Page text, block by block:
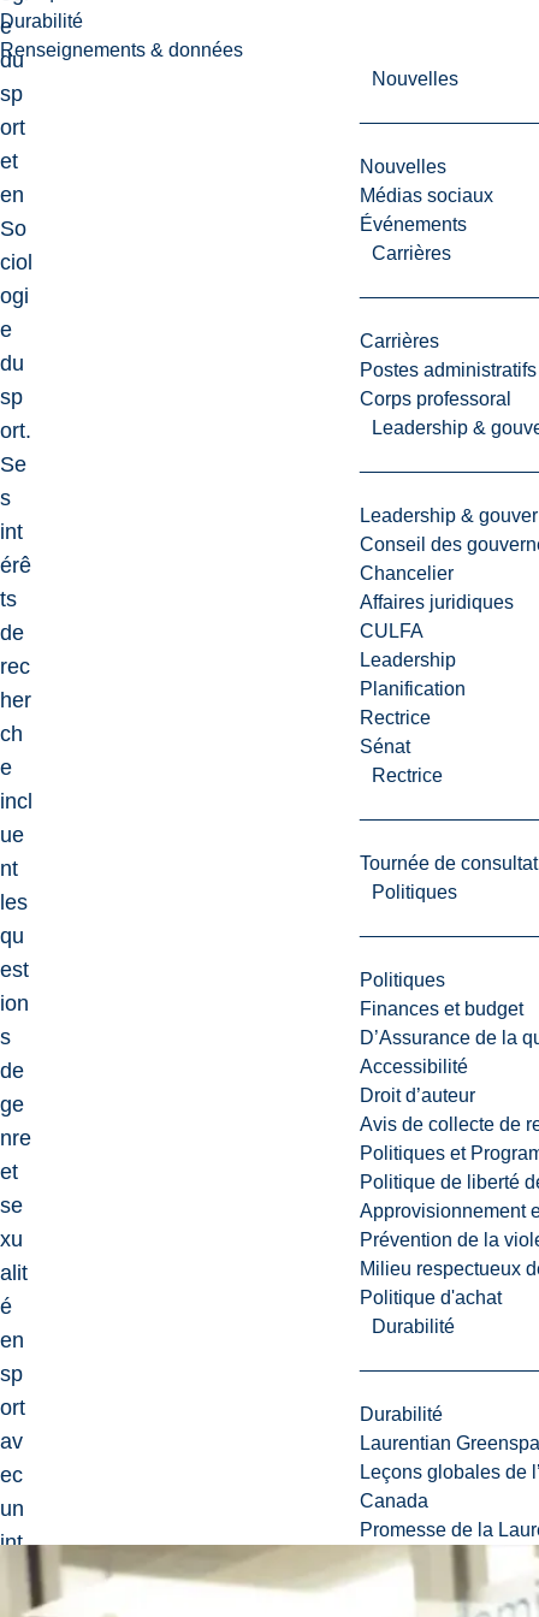
Durabilité
Renseignements & données
Nouvelles
Nouvelles
Médias sociaux
Événements
Carrières
Carrières
Postes
Corps professoral
Leadership &
Leadership &
Conseil des
Chancelier
Affaires juridiques
CULFA
Leadership
Planification
Rectrice
Sénat
Rectrice
Tournée de
Politiques
Politiques
Finances et budget
D’Assurance de la
Accessibilité
Droit d’auteur
Avis de collecte de
Politiques et
Politique de liberté
Approvisionnement
Prévention de la
Milieu respectueux
Politique d'achat
Durabilité
Durabilité
Laurentian
Leçons globales de
Canada
Promesse de la
e
du
sp
ort
et
en
So
ciol
ogi
e
du
sp
ort.
Se
s
int
érê
ts
de
rec
her
ch
e
incl
ue
nt
les
qu
est
ion
s
de
ge
nre
et
se
xu
alit
é
en
sp
ort
av
ec
un
int
érê